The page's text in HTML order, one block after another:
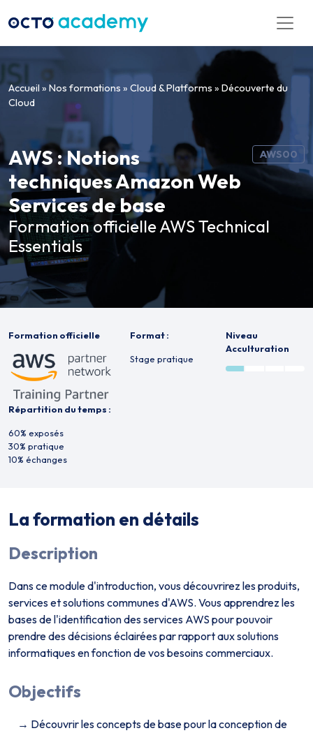
Accueil » Nos formations » Cloud & Platforms » Découverte du
Cloud
AWS00
AWS : Notions
techniques Amazon Web
Services de base
Formation officielle AWS Technical
Essentials
Formation officielle Format :
Stage pratique
Niveau
Acculturation
Répartition du temps :
60% exposés
30% pratique
10% échanges
La formation en détails
Description
Dans ce module d'introduction, vous découvrirez les produits,
services et solutions communes d'AWS. Vous apprendrez les
bases de l'identification des services AWS pour pouvoir
prendre des décisions éclairées par rapport aux solutions
informatiques en fonction de vos besoins commerciaux.
Objectifs
Découvrir les concepts de base pour la conception de